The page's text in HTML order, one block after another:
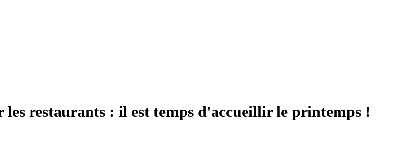
les restaurants : il est temps d'accueillir le printemps !